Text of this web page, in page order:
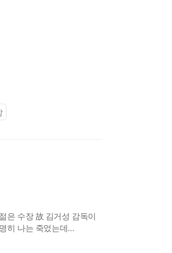
은 수장 故 김거성 감독이
히 나는 죽었는데